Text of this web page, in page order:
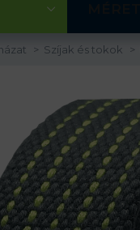
Szíjak és tokok